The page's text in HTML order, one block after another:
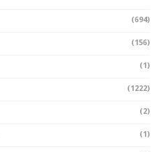
(694)
(156)
(1)
(1222)
(2)
(1)